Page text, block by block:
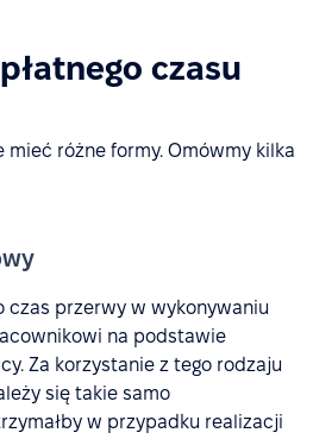
czasu
mieć różne formy. Omówmy kilka
czas przerwy w wykonywaniu
na podstawie
Za korzystanie z tego rodzaju
się takie samo
w przypadku realizacji